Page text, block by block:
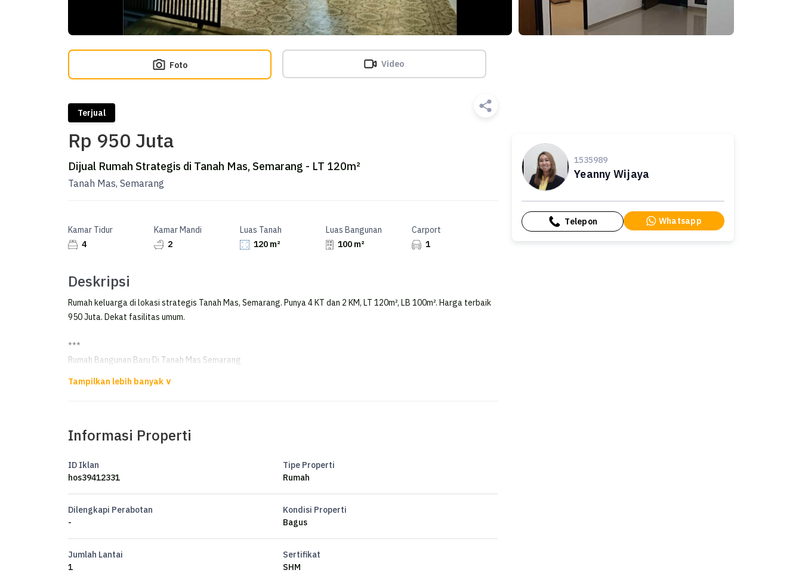
Foto Video
Terjual
Rp 950 Juta
Dijual Rumah Strategis di Tanah Mas, Semarang - LT 120m²
Tanah Mas, Semarang
Kamar Tidur
4
Kamar Mandi
2
Luas Tanah
120 m²
Luas Bangunan
100 m²
Carport
1
Deskripsi
Rumah keluarga di lokasi strategis Tanah Mas, Semarang. Punya 4 KT dan 2 KM, LT 120m², LB 100m². Harga terbaik
950 Juta. Dekat fasilitas umum.
***
Rumah Bangunan Baru Di Tanah Mas Semarang
Dijual Rumah di Tanah Mas Semarang
Kamar Tidur 4
Listrik 1300 watt
Air PDAM
Informasi Properti
ID Iklan
hos39412331
Tipe Properti
Rumah
Dilengkapi Perabotan
-
Kondisi Properti
Bagus
Jumlah Lantai
1
Sertifikat
SHM
1535989
Yeanny Wijaya
Telepon Whatsapp